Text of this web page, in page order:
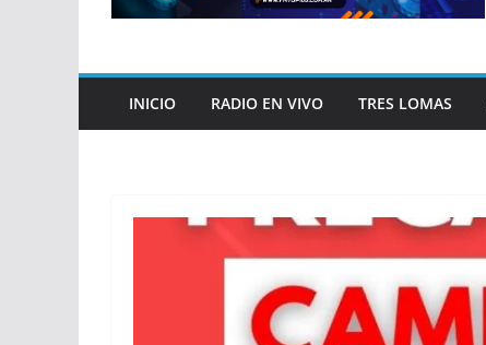
INICIO RADIO EN VIVO TRES LOMAS